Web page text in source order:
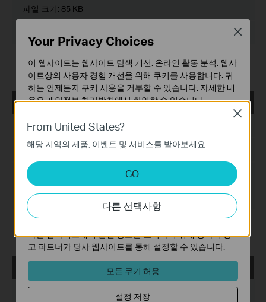
파일 크기: 85 KB
운영체제: Win2000/XP/2003/Vista/7/8/8.1/10/Mac/Linux
Notes:
For TL-SG2216_V2_150714
TL-SG2216_V2_MIBs_150602
운로드
출시일:2015-06-02
언어: 영어
파일 크기:
운영체제: Win2000/XP/2003/Vista/7/8/Mac/Linux
For TL-SG2216_V2_150602
TL-SG2216_V2_MIBs_140630
출시일:
From United States?
해당 지역의 제품, 이벤트 및 서비스를 받아보세요.
GO
다른 선택사항
Close
Your Privacy Choices
이 웹사이트는 웹사이트 탐색 개선, 온라인 활동 분석, 웹사
이트상의 사용자 경험 개선을 위해 쿠키를 사용합니다. 귀
하는 언제든지 쿠키 사용을 거부할 수 있습니다. 자세한 내
용은개인정보 처리방침에서 확인할 수 있습니다.
기본 쿠키
이 쿠키는 웹사이트가 작동하는 데 필요하며 사용자의 시
스템에서 비활성화할 수 없습니다.
분석 및 마케팅 쿠키
분석 쿠키는 웹사이트의 기능을 개선하고 조정하기 위해
웹사이트에서의 사용자 활동을 분석하는 데 사용하는 쿠키
입니다.
마케팅 쿠키는 귀하의 관심사에 대한 프로필을 생성하고
다른 웹사이트에서 관련 광고를 표시하기 위해 당사의 광
고 파트너가 당사 웹사이트를 통해 설정할 수 있습니다.
모든 쿠키 허용
설정 저장
Close